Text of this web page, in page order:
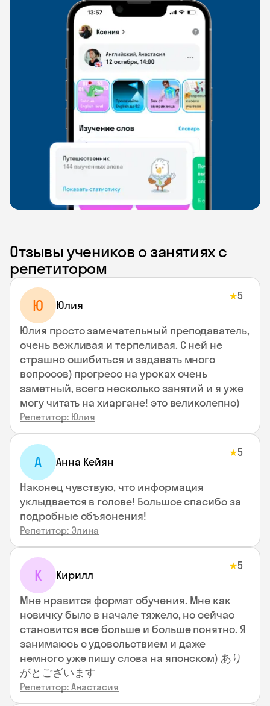
Отзывы учеников о занятиях с
репетитором
Ю Юлия
★5
Юлия просто замечательный преподаватель,
очень вежливая и терпеливая. С ней не
страшно ошибиться и задавать много
вопросов) прогресс на уроках очень
заметный, всего несколько занятий и я уже
могу читать на хиаргане! это великолепно)
Репетитор: Юлия
А Анна Кейян
★5
Наконец чувствую, что информация
уклыдвается в голове! Большое спасибо за
подробные объяснения!
Репетитор: Элина
К Кирилл
★5
Мне нравится формат обучения. Мне как
новичку было в начале тяжело, но сейчас
становится все больше и больше понятно. Я
занимаюсь с удовольствием и даже
немного уже пишу слова на японском) あり
がとございます
Репетитор: Анастасия